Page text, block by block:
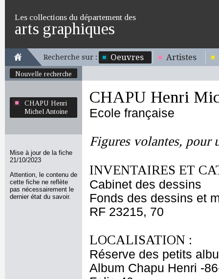
Les collections du département des
arts graphiques
Recherche sur : Oeuvres Artistes
Nouvelle recherche
CHAPU Henri
Michel Antoine
Mise à jour de la fiche
21/10/2023
Attention, le contenu de
cette fiche ne reflète
pas nécessairement le
dernier état du savoir.
CHAPU Henri
Ecole française
Figures volantes, pour
INVENTAIRES ET
Cabinet des dessins
Fonds des dessins et
RF 23215, 70
LOCALISATION :
Réserve des petits
Album Chapu Henri -